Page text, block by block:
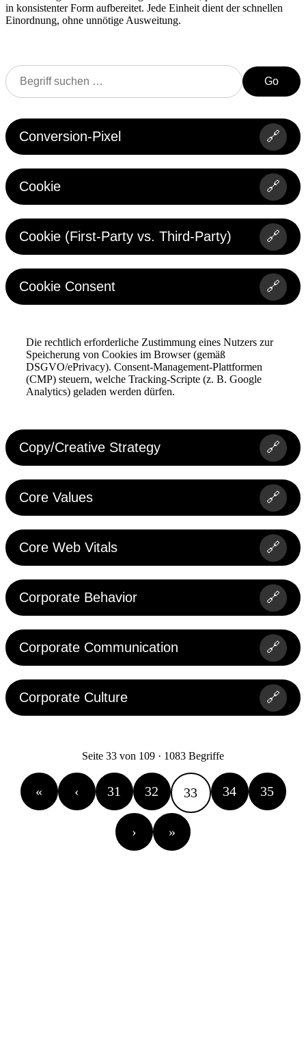
in konsistenter Form aufbereitet. Jede Einheit dient der schnellen
Einordnung, ohne unnötige Ausweitung.
Go
Conversion-Pixel 🔗
Cookie 🔗
www.glossar.de
Cookie (First-Party vs. Third-Party) 🔗
Cookie Consent 🔗
Die rechtlich erforderliche Zustimmung eines Nutzers zur
Speicherung von Cookies im Browser (gemäß
DSGVO/ePrivacy). Consent-Management-Plattformen
(CMP) steuern, welche Tracking-Scripte (z. B. Google
Analytics) geladen werden dürfen.
Copy/Creative Strategy 🔗
Core Values 🔗
Core Web Vitals 🔗
Corporate Behavior 🔗
Corporate Communication 🔗
Corporate Culture 🔗
Seite 33 von 109 · 1083 Begriffe
« ‹ 31 32 33 34 35
› »